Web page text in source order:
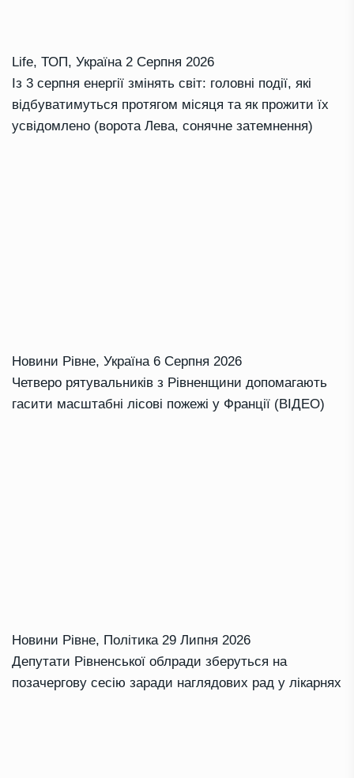
Life, ТОП, Україна 2 Серпня 2026
Із 3 серпня енергії змінять світ: головні події, які
відбуватимуться протягом місяця та як прожити їх
усвідомлено (ворота Лева, сонячне затемнення)
Новини Рівне, Україна 6 Серпня 2026
Четверо рятувальників з Рівненщини допомагають
гасити масштабні лісові пожежі у Франції (ВІДЕО)
Новини Рівне, Політика 29 Липня 2026
Депутати Рівненської облради зберуться на
позачергову сесію заради наглядових рад у лікарнях